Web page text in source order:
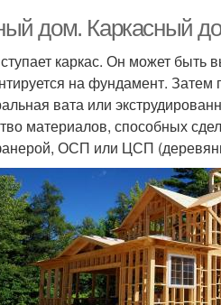
дом. Каркасный
каркас. Он может быть
на фундамент.
вата или
материалов, способных
ОСП или ЦСП